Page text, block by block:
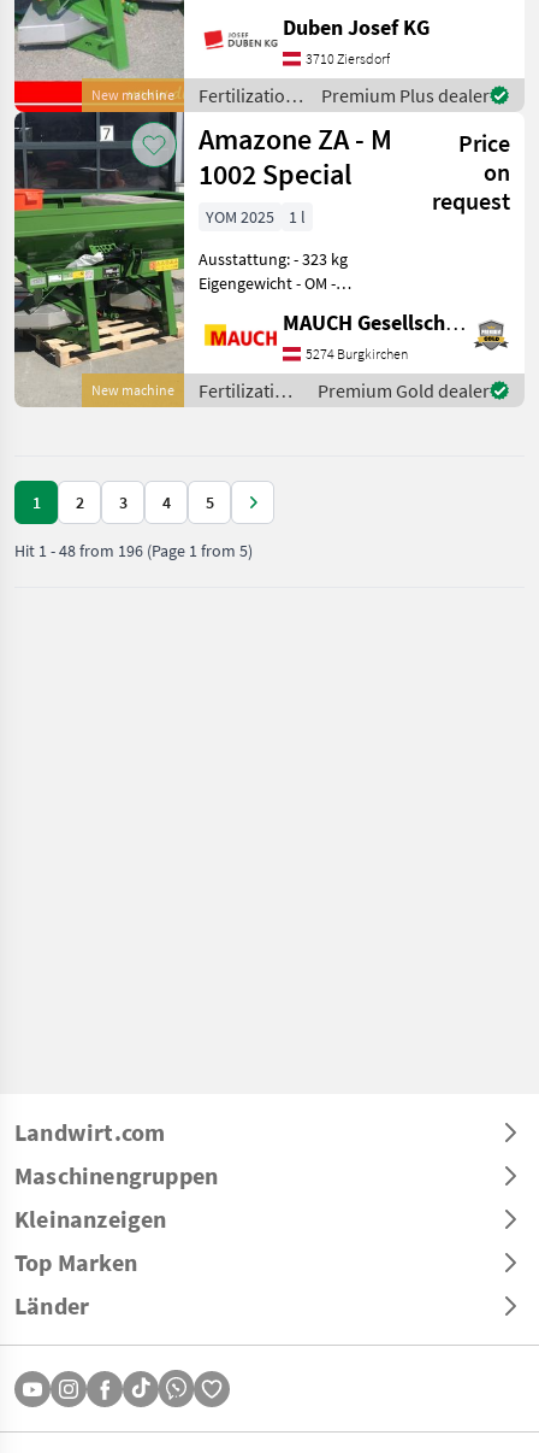
New machine
Gittereinsatz, Gelenkwelle,
Aufsatz S 500/ L1000 auf bis
zu 3.000 Liter erwe
Duben Josef KG
3710 Ziersdorf
Fertilization
and
irrigation
equipment /
Amazone
Premium Plus dealer
New machine
Amazone ZA - M
1002 Special
Price
on
request
YOM 2025
1 l
Ausstattung: - 323 kg
Eigengewicht - OM -
Gelenkwelle -
Grenzstreusystem Limiter
Das Gerät ist in Burgkirchen
lagernd. Damit ich
MAUCH Gesellschaft m.b.H. & Co.KG
5274 Burgkirchen
Fertilization
and
Amazone
Premium Gold dealer
1 2 3 4 5
Hit 1-48from 196 (Page 1 from 5)
Landwirt.com
Maschinengruppen
Kleinanzeigen
Top Marken
Länder